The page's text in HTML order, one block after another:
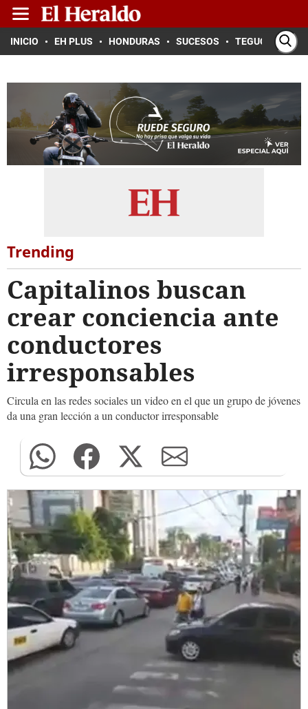
INICIO EH PLUS HONDURAS SUCESOS TEGUCIGALPA
Trending
Capitalinos buscan
crear conciencia ante
conductores
irresponsables
Circula en las redes sociales un video en el que un grupo de jóvenes
da una gran lección a un conductor irresponsable